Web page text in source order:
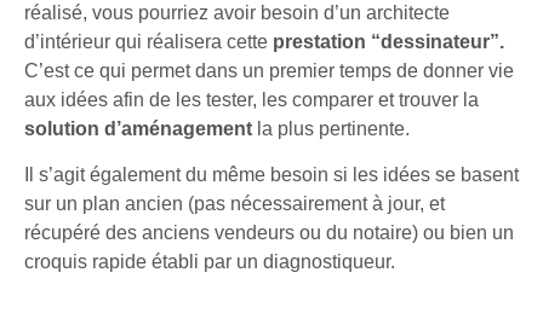
réalisé, vous pourriez avoir besoin d’un architecte
d’intérieur qui réalisera cette prestation “dessinateur”.
C’est ce qui permet dans un premier temps de donner vie
aux idées afin de les tester, les comparer et trouver la
solution d’aménagement la plus pertinente.
Il s’agit également du même besoin si les idées se basent
sur un plan ancien (pas nécessairement à jour, et
récupéré des anciens vendeurs ou du notaire) ou bien un
croquis rapide établi par un diagnostiqueur.